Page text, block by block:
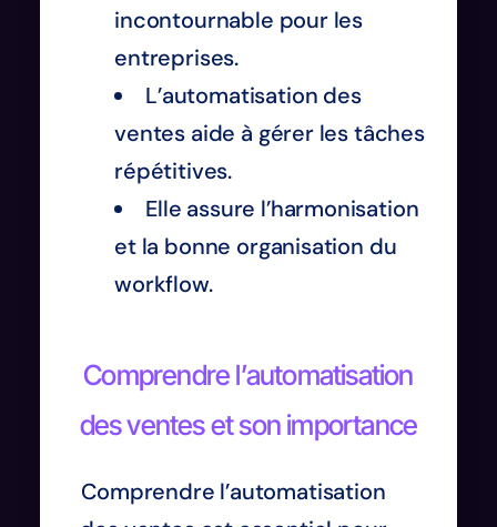
incontournable pour les
entreprises.
L’automatisation des
ventes aide à gérer les tâches
répétitives.
Elle assure l’harmonisation
et la bonne organisation du
workflow.
Comprendre l’automatisation
des ventes et son importance
Comprendre l’automatisation